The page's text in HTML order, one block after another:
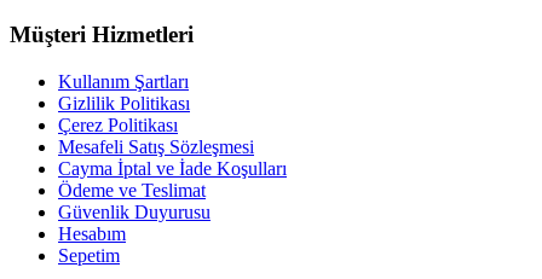
Müşteri Hizmetleri
Kullanım Şartları
Gizlilik Politikası
Çerez Politikası
Mesafeli Satış Sözleşmesi
Cayma İptal ve İade Koşulları
Ödeme ve Teslimat
Güvenlik Duyurusu
Hesabım
Sepetim